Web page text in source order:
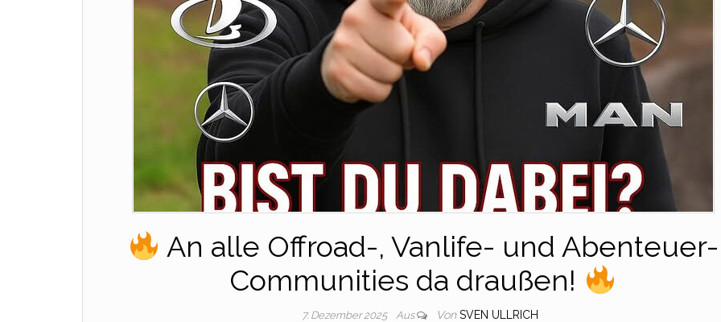
An alle Offroad-, Vanlife- und Abenteuer-
Communities da draußen!
7. Dezember 2025 Aus Von SVEN ULLRICH